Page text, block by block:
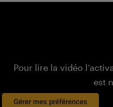
Pour lire la vidéo
est
Gérer mes préférences